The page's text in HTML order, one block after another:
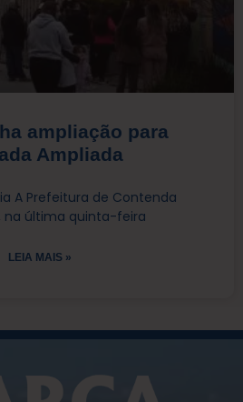
ampliação para
Ampliada
A Prefeitura de Contenda
na última quinta-feira
LEIA MAIS »